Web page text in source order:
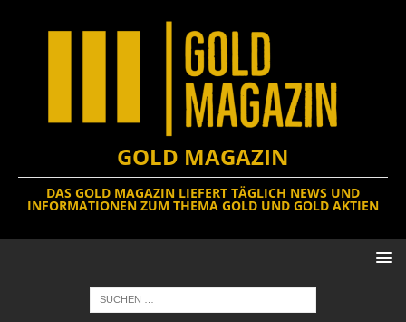
GOLD MAGAZIN
DAS GOLD MAGAZIN LIEFERT TÄGLICH NEWS UND
INFORMATIONEN ZUM THEMA GOLD UND GOLD AKTIEN